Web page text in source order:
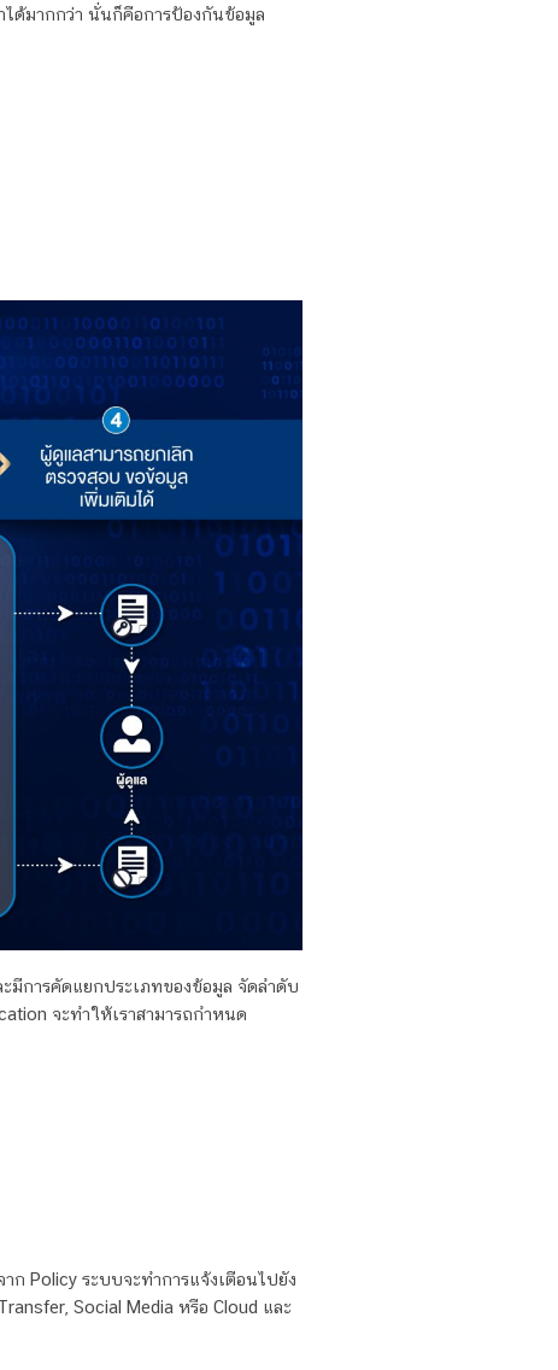
ได้มากกว่า นั่นก็คือการป้องกันข้อมูล
มีการคัดแยกประเภทของข้อมูล จัดลำดับ
จะทำให้เราสามารถกำหนด
Policy ระบบจะทำการแจ้งเตือนไปยัง
Social Media หรือ Cloud และ